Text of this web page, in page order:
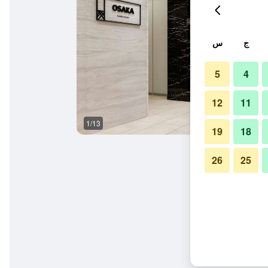
1/13
ج س
4
5
11
12
18
19
25
26